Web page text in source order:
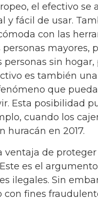
el efectivo
fácil de usar.
con las
personas
sin
es también
que
Esta posibilidad
cuando los
huracán en 2017.
de
es el
ilegales. Sin
fines